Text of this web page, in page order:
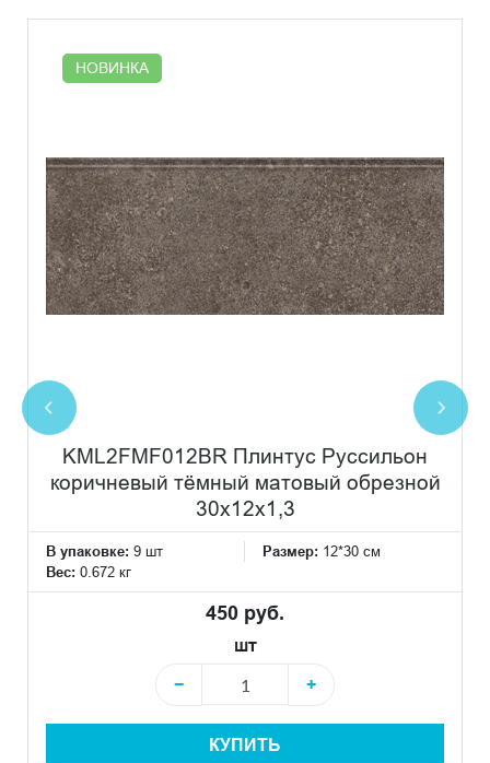
НОВИНКА
KML2FMF012BR Плинтус Руссильон
коричневый тёмный матовый обрезной
30x12x1,3
В упаковке: 9 шт Размер: 12*30 см
Вес: 0.672 кг
450 руб.
шт
−
+
КУПИТЬ